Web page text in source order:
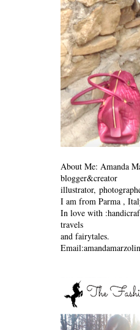
About Me: Amanda
blogger&creator
illustrator,
I am from Parma ,
In love with :
travels
and fairytales.